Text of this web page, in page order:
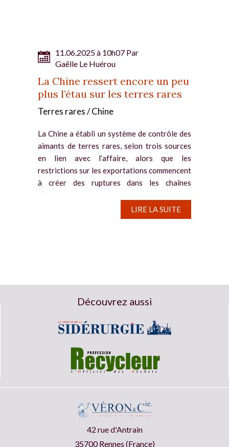
11.06.2025 à 10h07 Par
Gaëlle Le Huérou
La Chine ressert encore un peu
plus l’étau sur les terres rares
Terres rares / Chine
La Chine a établi un système de contrôle des
aimants de terres rares, selon trois sources
en lien avec l’affaire, alors que les
restrictions sur les exportations commencent
à créer des ruptures dans les chaînes
d’approvisionnement des...
LIRE LA SUITE
Découvrez aussi
42 rue d'Antrain
35700 Rennes (France)